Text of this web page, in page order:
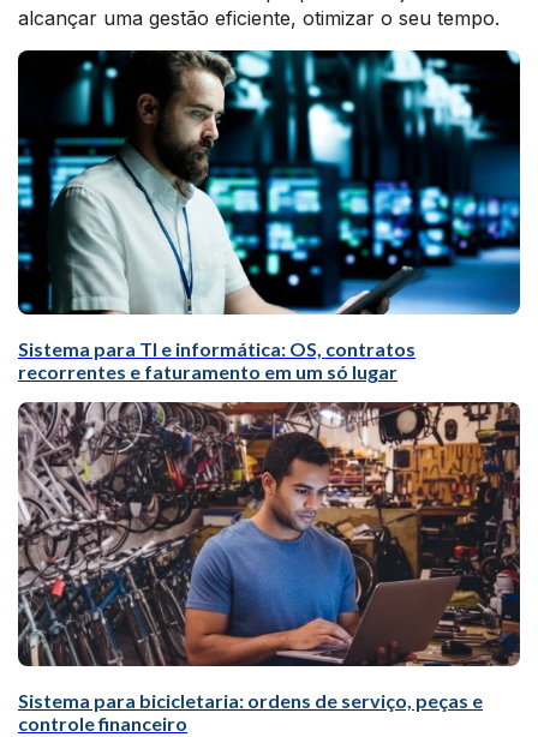
alcançar uma gestão eficiente, otimizar o seu tempo.
Sistema para TI e informática: OS, contratos
recorrentes e faturamento em um só lugar
Sistema para bicicletaria: ordens de serviço, peças e
controle financeiro